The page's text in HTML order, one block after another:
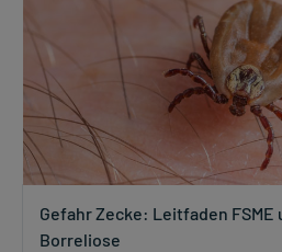
Gefahr Zecke: Leitfaden FSME
Borreliose